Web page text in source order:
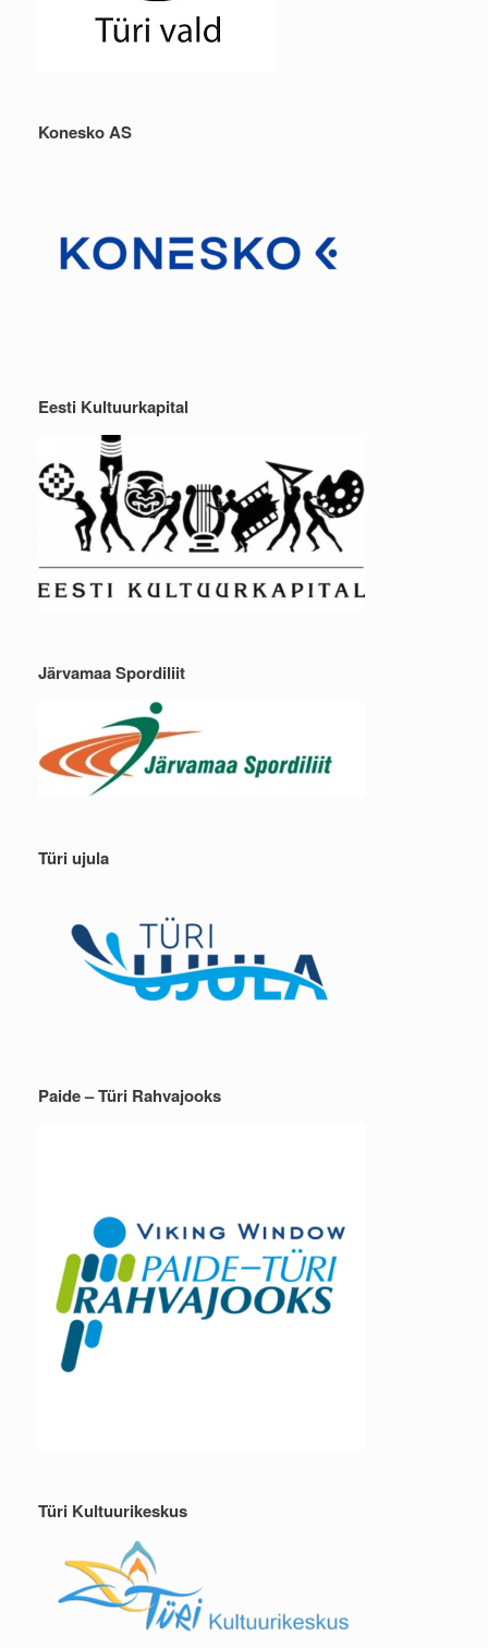
Konesko AS
Eesti Kultuurkapital
Järvamaa Spordiliit
Türi ujula
Paide – Türi Rahvajooks
Türi Kultuurikeskus